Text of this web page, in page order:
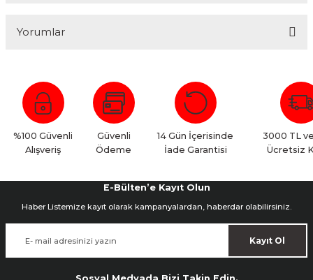
Yorumlar
Bu ürüne ilk yorumu siz yapın!
Yorum Yaz
%100 Güvenli
Alışveriş
Güvenli
Ödeme
14 Gün İçerisinde
İade Garantisi
3000 TL
Ücretsiz
E-Bülten’e Kayıt Olun
Haber Listemize kayıt olarak kampanyalardan, haberdar olabilirsiniz.
Kayıt Ol